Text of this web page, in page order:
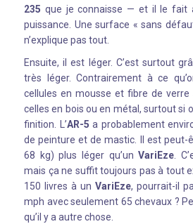
235 que je connaisse — et il le fait
puissance. Une surface « sans
n’explique pas tout.
Ensuite, il est léger. C’est surtout
très léger. Contrairement à ce
cellules en mousse et fibre de verre
celles en bois ou en métal, surtout si
finition. L’AR-5 a probablement
de peinture et de mastic. Il est peut-
68 kg) plus léger qu’unVariEze.
mais ça ne suffit toujours pas à tout
150 livres à un VariEze, pourrait-il
mph avec seulement 65 chevaux ?
qu’il y a autre chose.